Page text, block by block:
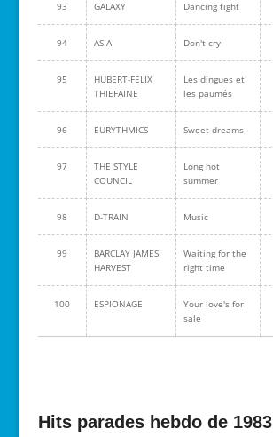
93 GALAXY Dancing tight
94 ASIA Don't cry
95
HUBERT-FELIX
THIEFAINE
Les dingues et
les paumés
96 EURYTHMICS Sweet dreams
97
THE STYLE
COUNCIL
Long hot
summer
98 D-TRAIN Music
99
BARCLAY JAMES
HARVEST
Waiting for the
right time
100 ESPIONAGE
Your love's for
sale
Hits parades hebdo de 1983